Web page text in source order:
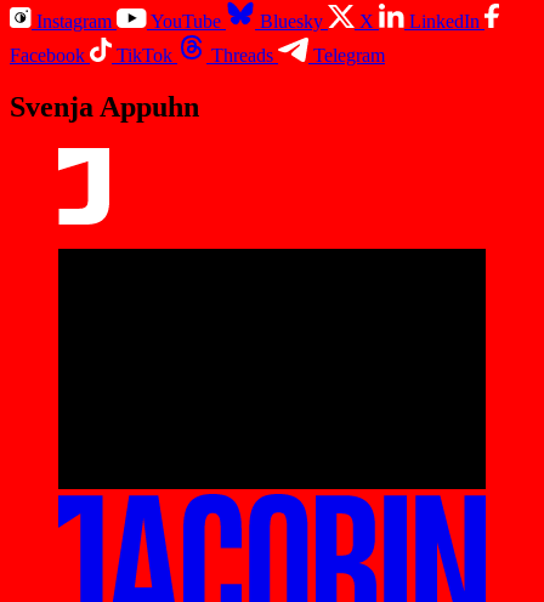
Instagram
YouTube Bluesky X
LinkedIn
Facebook
TikTok Threads Telegram
Svenja Appuhn